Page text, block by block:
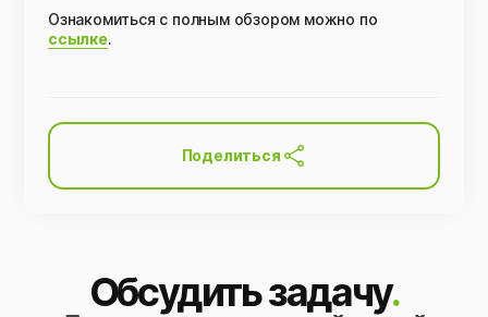
Ознакомиться с полным обзором можно по
ссылке.
Поделиться
Обсудить задачу.